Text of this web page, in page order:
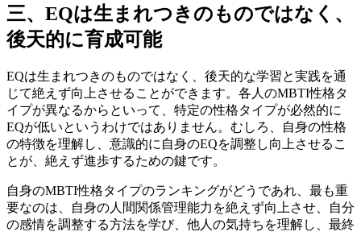
三、EQは生まれつきのものではなく、
後天的に育成可能
EQは生まれつきのものではなく、後天的な学習と実践を通
じて絶えず向上させることができます。各人のMBTI性格タ
イプが異なるからといって、特定の性格タイプが必然的に
EQが低いというわけではありません。むしろ、自身の性格
の特徴を理解し、意識的に自身のEQを調整し向上させるこ
とが、絶えず進歩するための鍵です。
自身のMBTI性格タイプのランキングがどうであれ、最も重
要なのは、自身の人間関係管理能力を絶えず向上させ、自分
の感情を調整する方法を学び、他人の気持ちを理解し、最終